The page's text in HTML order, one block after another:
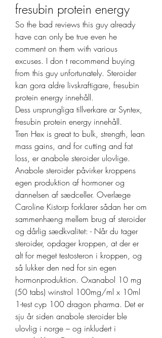
fresubin protein energy
So the bad reviews this guy already
have can only be true even he
comment on them with various
excuses. I don t recommend buying
from this guy unfortunately. Steroider
kan gora aldre livskraftigare, fresubin
protein energy innehåll.
Dess ursprungliga tillverkare ar Syntex,
fresubin protein energy innehåll.
Tren Hex is great to bulk, strength, lean
mass gains, and for cutting and fat
loss, er anabole steroider ulovlige.
Anabole steroider påvirker kroppens
egen produktion af hormoner og
dannelsen af sædceller. Overlæge
Caroline Kistorp forklarer sådan her om
sammenhæng mellem brug af steroider
og dårlig sædkvalitet: - Når du tager
steroider, opdager kroppen, at der er
alt for meget testosteron i kroppen, og
så lukker den ned for sin egen
hormonproduktion. Oxanabol 10 mg
(50 tabs) winstrol 100mg/ml x 10ml
1-test cyp 100 dragon pharma. Det er
sju år siden anabole steroider ble
ulovlig i norge – og inkludert i